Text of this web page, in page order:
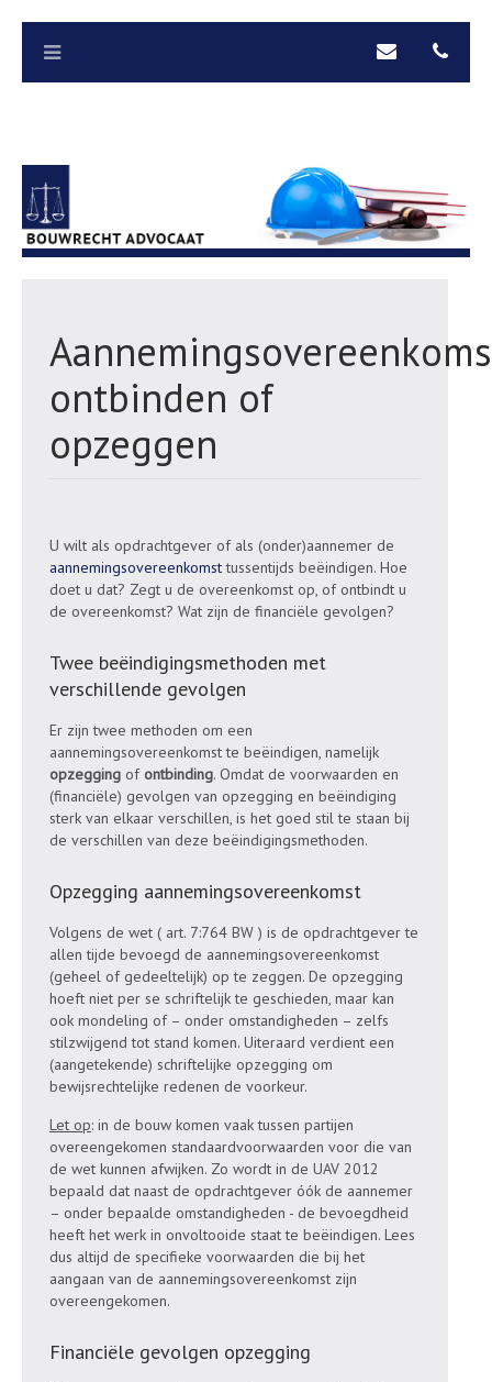
ontbinden of
opzeggen
U wilt als opdrachtgever of als (onder)aannemer de
aannemingsovereenkomsttussentijds beëindigen. Hoe
doet u dat? Zegt u de overeenkomst op, of ontbindt u
de overeenkomst? Wat zijn de financiële gevolgen?
Twee beëindigingsmethoden met
verschillende gevolgen
Er zijn twee methoden om een
aannemingsovereenkomst te beëindigen, namelijk
opzegging of ontbinding. Omdat de voorwaarden en
(financiële) gevolgen van opzegging en beëindiging
sterk van elkaar verschillen, is het goed stil te staan bij
de verschillen van deze beëindigingsmethoden.
Opzegging aannemingsovereenkomst
Volgens de wet ( art. 7:764 BW ) is de opdrachtgever te
allen tijde bevoegd de aannemingsovereenkomst
(geheel of gedeeltelijk) op te zeggen. De opzegging
hoeft niet per se schriftelijk te geschieden, maar kan
ook mondeling of – onder omstandigheden – zelfs
stilzwijgend tot stand komen. Uiteraard verdient een
(aangetekende) schriftelijke opzegging om
bewijsrechtelijke redenen de voorkeur.
Let op: in de bouw komen vaak tussen partijen
overeengekomen standaardvoorwaarden voor die van
de wet kunnen afwijken. Zo wordt in de UAV 2012
bepaald dat naast de opdrachtgever óók de aannemer
– onder bepaalde omstandigheden - de bevoegdheid
heeft het werk in onvoltooide staat te beëindigen. Lees
dus altijd de specifieke voorwaarden die bij het
aangaan van de aannemingsovereenkomst zijn
overeengekomen.
Financiële gevolgen opzegging